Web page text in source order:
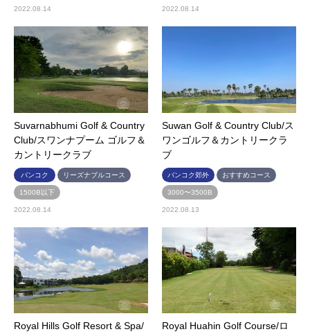
2022.08.14 2022.08.14
Suvarnabhumi Golf & Country
Club/スワンナプーム ゴルフ＆
カントリークラブ
バンコク リーズナブルコース
1500B以下
2022.08.14
Suwan Golf & Country Club/ス
ワンゴルフ＆カントリークラ
ブ
バンコク郊外 おすすめコース
3000〜3500B
2022.08.13
Royal Hills Golf Resort & Spa/
Royal Huahin Golf Course/ロ